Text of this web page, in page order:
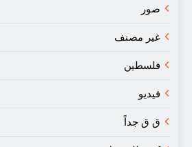
صور
غير مصنف
فلسطين
فيديو
ق ق جداً